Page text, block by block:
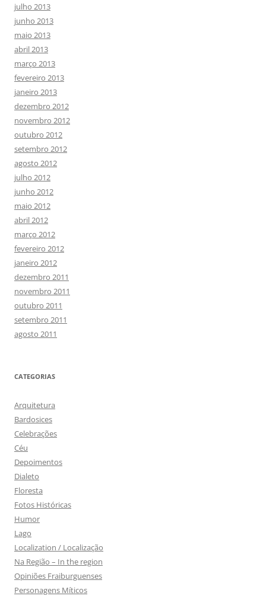
julho 2013
junho 2013
maio 2013
abril 2013
março 2013
fevereiro 2013
janeiro 2013
dezembro 2012
novembro 2012
outubro 2012
setembro 2012
agosto 2012
julho 2012
junho 2012
maio 2012
abril 2012
março 2012
fevereiro 2012
janeiro 2012
dezembro 2011
novembro 2011
outubro 2011
setembro 2011
agosto 2011
CATEGORIAS
Arquitetura
Bardosices
Celebrações
Céu
Depoimentos
Dialeto
Floresta
Fotos Históricas
Humor
Lago
Localization / Localização
Na Região – In the region
Opiniões Fraiburguenses
Personagens Míticos